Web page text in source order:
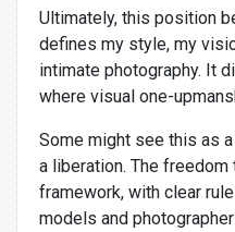
Ultimately, this position
defines my style, my
intimate photography. It
where visual one-
Some might see this as
a liberation. The
framework, with clear
models and